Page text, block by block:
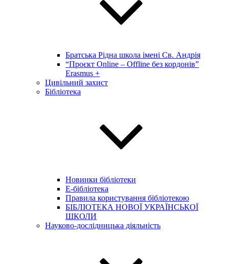
Братська Рідна школа імені Св. Андрія
“Проєкт Online – Offline без кордонів”
Erasmus +
Цивільний захист
Бібліотека
Новинки бібліотеки
E-бібліотека
Правила користування бібліотекою
БІБЛІОТЕКА НОВОЇ УКРАЇНСЬКОЇ
ШКОЛИ
Науково-дослідницька діяльність